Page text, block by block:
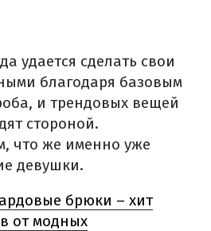
удается сделать свои
благодаря базовым
и трендовых вещей
стороной.
что же именно уже
девушки.
брюки – хит
от модных